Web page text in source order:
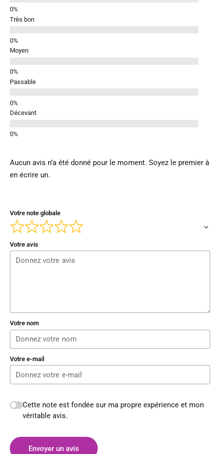
Très bon
Moyen
Passable
Décevant
Aucun avis n’a été donné pour le moment. Soyez le premier à
en écrire un.
Votre note globale
Votre avis
Votre nom
Votre e-mail
Cette note est fondée sur ma propre expérience et mon
véritable avis.
Envoyer un avis